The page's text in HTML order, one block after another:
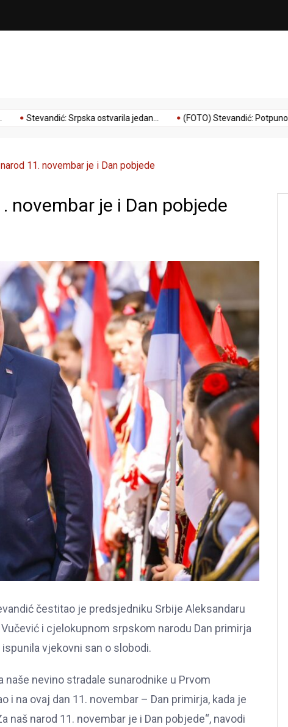
mediji
Stevandić: Srpska ostvarila jedan... (FOTO) Stevandić: Potpuno sam...
11. novembar je i Dan pobjede
novembar je i Dan pobjede
čestitao je predsjedniku Srbije Aleksandaru
i cjelokupnom srpskom narodu Dan primirja
vjekovni san o slobodi.
nevino stradale sunarodnike u Prvom
na ovaj dan 11. novembar – Dan primirja, kada je
narod 11. novembar je i Dan pobjede“, navodi